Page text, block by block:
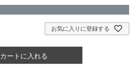
お気に入りに登録する
カートに入れる